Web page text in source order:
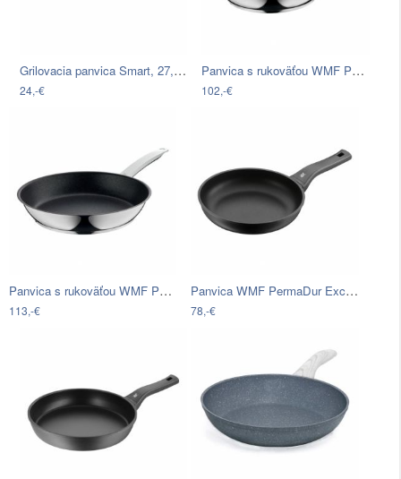
Grilovacia panvica Smart, 27,5/27,5cm
24,-€
Panvica s rukoväťou WMF PermaDur Pro, ø…
102,-€
Panvica s rukoväťou WMF PermaDur Pro, ø…
113,-€
Panvica WMF PermaDur Excell Fry, ⌀ 24 cm
78,-€